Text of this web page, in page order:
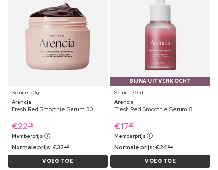
Serum ⋅ 50 g
Arencia
Fresh Red Smoothie Serum 30
€22 49
Memberprijs
Normale prijs:€32 99
VOEG TOE
BIJNA UITVERKOCHT
Serum ⋅ 30 ml
Arencia
Fresh Red Smoothie Serum 8
€17 29
Memberprijs
Normale prijs:€24 69
VOEG TOE